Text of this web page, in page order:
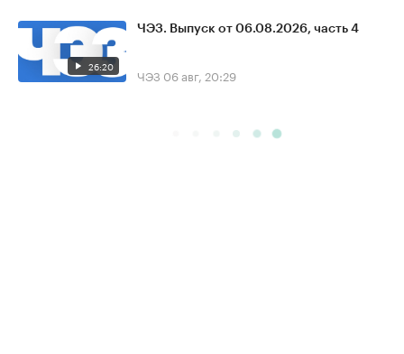
26:20
ЧЭЗ. Выпуск от 06.08.2026, часть 4
ЧЭЗ 06 авг, 20:29